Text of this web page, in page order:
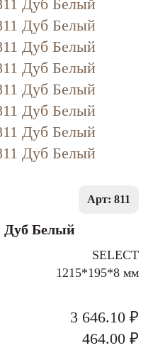
Арт: 811
Дуб Белый
SELECT
1215*195*8 мм
3 646.10 ₽
464.00 ₽